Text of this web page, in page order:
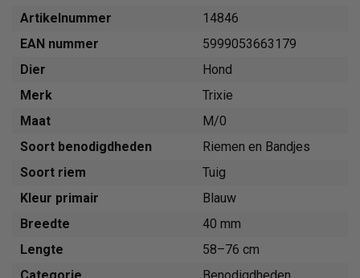
Artikelnummer
14846
EAN nummer
5999053663179
Dier
Hond
Merk
Trixie
Maat
M/0
Soort benodigdheden
Riemen en Bandjes
Soort riem
Tuig
Kleur primair
Blauw
Breedte
40 mm
Lengte
58–76 cm
Categorie
Benodigdheden